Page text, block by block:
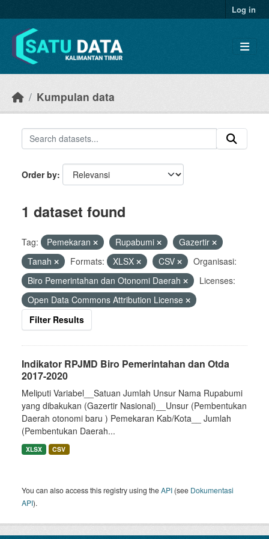
Log in
Kumpulan data
Order by
1 dataset found
Tag: Pemekaran Rupabumi
Gazertir
Tanah
Formats: XLSX CSV
Organisasi:
Biro Pemerintahan dan Otonomi Daerah
Licenses:
Open Data Commons Attribution License
Filter Results
Indikator RPJMD Biro Pemerintahan dan Otda
2017-2020
Meliputi Variabel__Satuan Jumlah Unsur Nama Rupabumi
yang dibakukan (Gazertir Nasional)__Unsur (Pembentukan
Daerah otonomi baru ) Pemekaran Kab/Kota__ Jumlah
(Pembentukan Daerah...
XLSX CSV
You can also access this registry using theAPI (see Dokumentasi
API).